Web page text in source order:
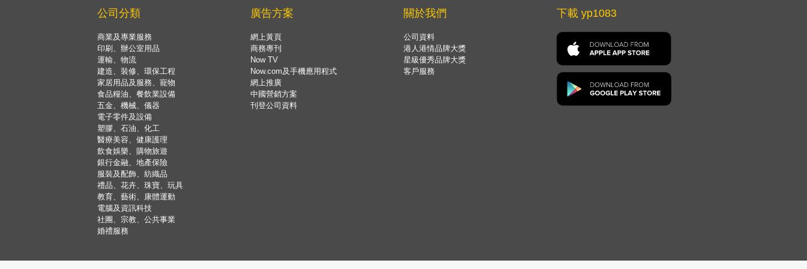
公司分類
商業及專業服務
印刷、辦公室用品
運輸、物流
建造、裝修、環保工程
家居用品及服務、寵物
食品糧油、餐飲業設備
五金、機械、儀器
電子零件及設備
塑膠、石油、化工
醫療美容、健康護理
飲食娛樂、購物旅遊
銀行金融、地產保險
服裝及配飾、紡織品
禮品、花卉、珠寶、玩具
教育、藝術、康體運動
電腦及資訊科技
社團、宗教、公共事業
婚禮服務
廣告方案
網上黃頁
商務專刊
Now TV
Now.com及手機應用程式
網上推廣
中國營銷方案
刊登公司資料
關於我們
公司資料
港人港情品牌大獎
星級優秀品牌大獎
客戶服務
下載 yp1083